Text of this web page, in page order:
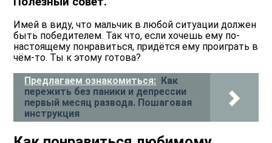
Имей в виду, что мальчик в любой ситуации должен
быть победителем. Так что, если хочешь ему по-
настоящему понравиться, придётся ему проиграть в
чём-то. Ты к этому готова?
Предлагаем ознакомиться:
Как
пережить без паники и депрессии
первый месяц развода. Пошаговая
инструкция